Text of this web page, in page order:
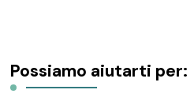
Possiamo aiutarti per: